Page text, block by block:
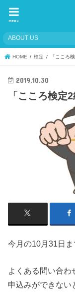
menu
ABOUT US
HOME 検定 「こころ
2019.10.30
「こころ検定
今月の10月31日ま
よくある問い合わ
申込みができない